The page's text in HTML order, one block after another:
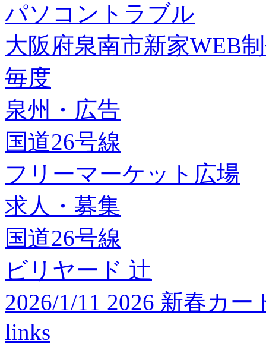
パソコントラブル
大阪府泉南市新家WEB
毎度
泉州・広告
国道26号線
フリーマーケット広場
求人・募集
国道26号線
ビリヤード 辻
2026/1/11 2026 新春カ
links